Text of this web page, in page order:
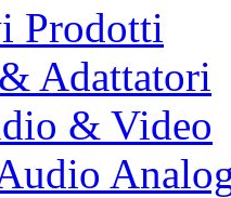
Prodotti
Adattatori
& Video